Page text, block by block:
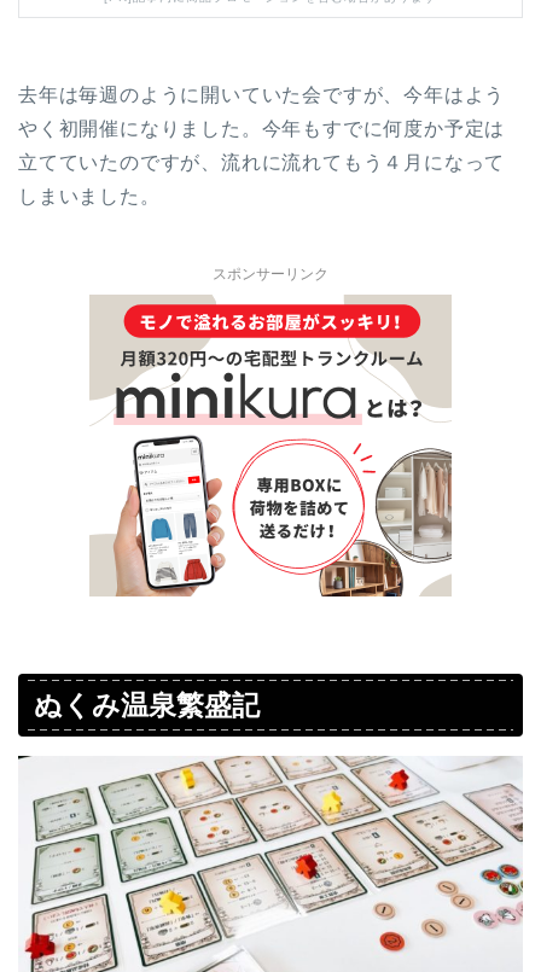
去年は毎週のように開いていた会ですが、今年はよう
やく初開催になりました。今年もすでに何度か予定は
立てていたのですが、流れに流れてもう４月になって
しまいました。
スポンサーリンク
ぬくみ温泉繁盛記